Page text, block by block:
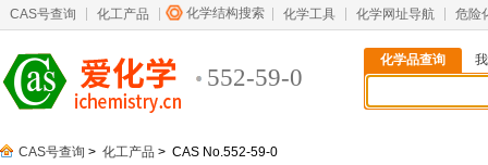
CAS号查询 化工产品 化学结构搜索 化学工具 化学网址导航 危险
552-59-0
化学品查询
CAS号查询 > 化工产品 > CAS No.552-59-0